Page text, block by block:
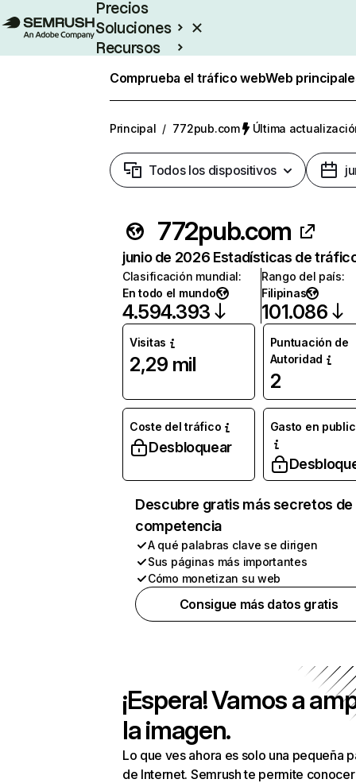
Precios
Soluciones
Recursos
Comprueba el tráfico webWeb
Principal / 772pub.com Última
Todos los dispositivos
772pub.com
junio de 2026 Estadísticas de
Clasificación mundial:
En todo el mundo
4.594.393
Rango del país:
Filipinas
101.086
Visitas
2,29 mil
Puntuación de
Autoridad
2
Coste del tráfico
Desbloquear
Gasto en
Descubre gratis más secretos de
competencia
A qué palabras clave se dirigen
Sus páginas más importantes
Cómo monetizan su web
Consigue más datos gratis
¡Espera! Vamos a
la imagen.
Lo que ves ahora es solo una pequeña
de Internet. Semrush te permite